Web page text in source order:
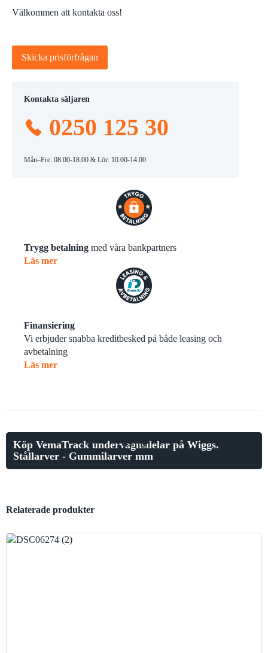
Välkommen att kontakta oss!
Skicka prisförfrågan
Kontakta säljaren
0250 125 30
Mån–Fre: 08.00-18.00 & Lör: 10.00-14.00
Trygg betalning med våra bankpartners
Läs mer
Finansiering
Vi erbjuder snabba kreditbesked på både leasing och
avbetalning
Läs mer
Läs mer
Köp VemaTrack undervagnsdelar på Wiggs.
Stållarver - Gummilarver mm
Relaterade produkter